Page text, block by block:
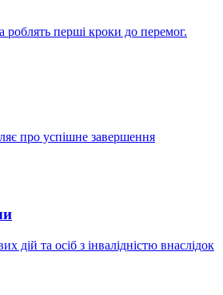
перші кроки до перемог.
про успішне завершення
дій та осіб з інвалідністю внаслідок